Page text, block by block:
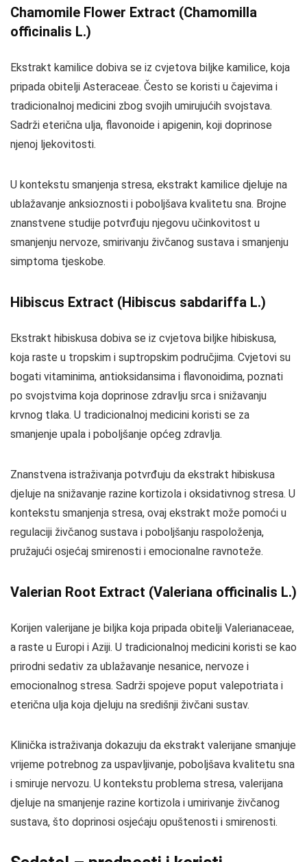
Chamomile Flower Extract (Chamomilla
officinalis L.)
Ekstrakt kamilice dobiva se iz cvjetova biljke kamilice, koja
pripada obitelji Asteraceae. Često se koristi u čajevima i
tradicionalnoj medicini zbog svojih umirujućih svojstava.
Sadrži eterična ulja, flavonoide i apigenin, koji doprinose
njenoj ljekovitosti.
U kontekstu smanjenja stresa, ekstrakt kamilice djeluje na
ublažavanje anksioznosti i poboljšava kvalitetu sna. Brojne
znanstvene studije potvrđuju njegovu učinkovitost u
smanjenju nervoze, smirivanju živčanog sustava i smanjenju
simptoma tjeskobe.
Hibiscus Extract (Hibiscus sabdariffa L.)
Ekstrakt hibiskusa dobiva se iz cvjetova biljke hibiskusa,
koja raste u tropskim i suptropskim područjima. Cvjetovi su
bogati vitaminima, antioksidansima i flavonoidima, poznati
po svojstvima koja doprinose zdravlju srca i snižavanju
krvnog tlaka. U tradicionalnoj medicini koristi se za
smanjenje upala i poboljšanje općeg zdravlja.
Znanstvena istraživanja potvrđuju da ekstrakt hibiskusa
djeluje na snižavanje razine kortizola i oksidativnog stresa. U
kontekstu smanjenja stresa, ovaj ekstrakt može pomoći u
regulaciji živčanog sustava i poboljšanju raspoloženja,
pružajući osjećaj smirenosti i emocionalne ravnoteže.
Valerian Root Extract (Valeriana officinalis L.)
Korijen valerijane je biljka koja pripada obitelji Valerianaceae,
a raste u Europi i Aziji. U tradicionalnoj medicini koristi se kao
prirodni sedativ za ublažavanje nesanice, nervoze i
emocionalnog stresa. Sadrži spojeve poput valepotriata i
eterična ulja koja djeluju na središnji živčani sustav.
Klinička istraživanja dokazuju da ekstrakt valerijane smanjuje
vrijeme potrebnog za uspavljivanje, poboljšava kvalitetu sna
i smiruje nervozu. U kontekstu problema stresa, valerijana
djeluje na smanjenje razine kortizola i umirivanje živčanog
sustava, što doprinosi osjećaju opuštenosti i smirenosti.